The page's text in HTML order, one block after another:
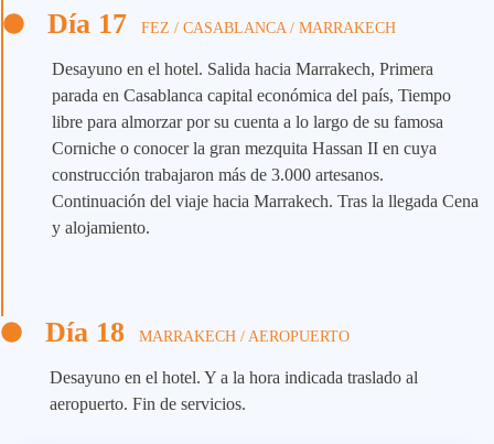
Día 17 FEZ / CASABLANCA / MARRAKECH
Desayuno en el hotel. Salida hacia Marrakech, Primera
parada en Casablanca capital económica del país, Tiempo
libre para almorzar por su cuenta a lo largo de su famosa
Corniche o conocer la gran mezquita Hassan II en cuya
construcción trabajaron más de 3.000 artesanos.
Continuación del viaje hacia Marrakech. Tras la llegada Cena
y alojamiento.
Día 18 MARRAKECH / AEROPUERTO
Desayuno en el hotel. Y a la hora indicada traslado al
aeropuerto. Fin de servicios.